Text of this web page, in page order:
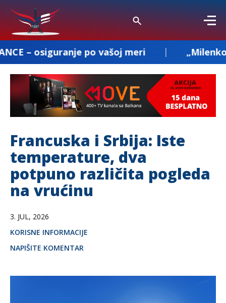
po vašoj meri „Milenkovic and Co“
Francuska i Srbija: Iste
temperature, dva
potpuno različita pogleda
na vrućinu
3. JUL, 2026
KORISNE INFORMACIJE
NAPIŠITE KOMENTAR